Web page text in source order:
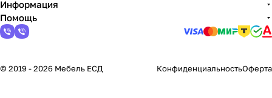
Информация
Помощь
© 2019 - 2026 Мебель ЕСД КонфиденциальностьОферта